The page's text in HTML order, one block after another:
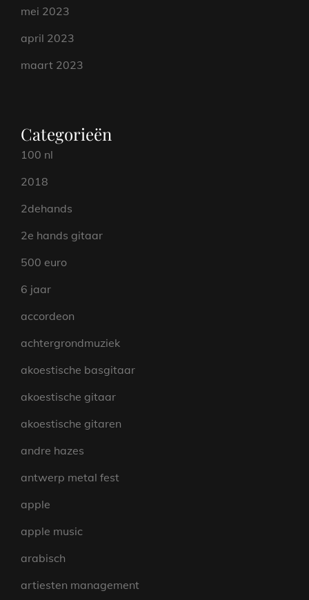
mei 2023
april 2023
maart 2023
Categorieën
100 nl
2018
2dehands
2e hands gitaar
500 euro
6 jaar
accordeon
achtergrondmuziek
akoestische basgitaar
akoestische gitaar
akoestische gitaren
andre hazes
antwerp metal fest
apple
apple music
arabisch
artiesten management